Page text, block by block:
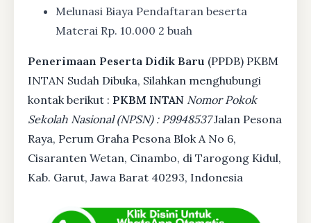
Melunasi Biaya Pendaftaran beserta
Materai Rp. 10.000 2 buah
Penerimaan Peserta Didik Baru (PPDB) PKBM
INTAN Sudah Dibuka, Silahkan menghubungi
kontak berikut : PKBM INTAN Nomor Pokok
Sekolah Nasional (NPSN) : P9948537Jalan Pesona
Raya, Perum Graha Pesona Blok A No 6,
Cisaranten Wetan, Cinambo, di Tarogong Kidul,
Kab. Garut, Jawa Barat 40293, Indonesia